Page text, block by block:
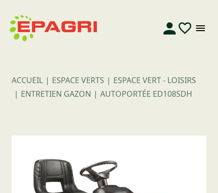
ACCUEIL ESPACE VERTS
ESPACE VERT - LOISIRS
ENTRETIEN GAZON
AUTOPORTÉE ED108SDH